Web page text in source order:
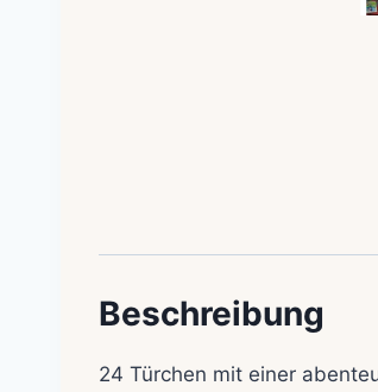
Beschreibung
24 Türchen mit einer